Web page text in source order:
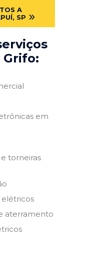
A
SP
Grifo:
em
torneiras
aterramento